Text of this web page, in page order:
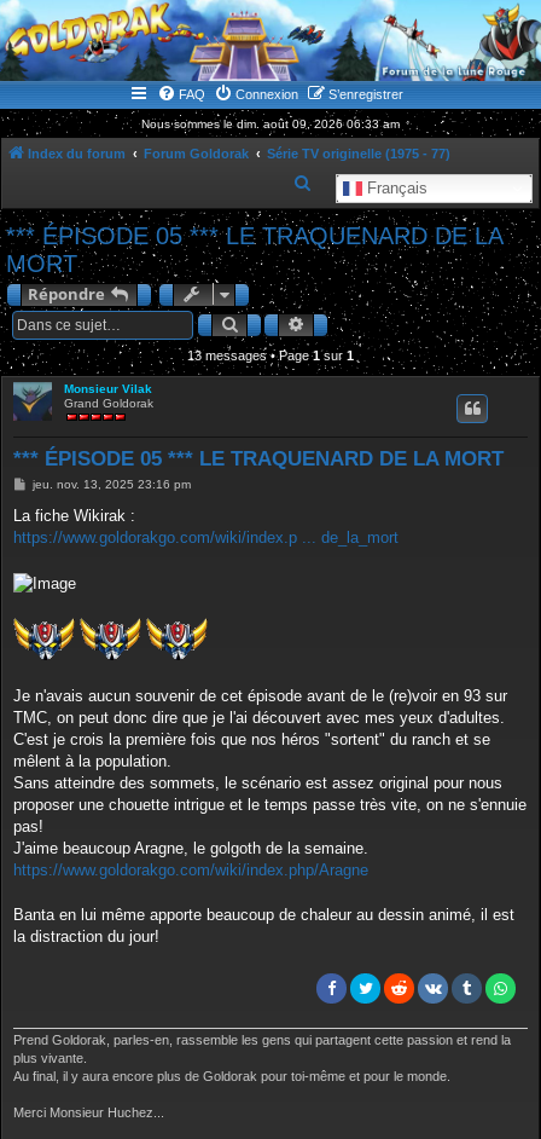
WWW.GOLDORAKGO.COM
le site de la Lune Rouge
FAQ Connexion S’enregistrer
Nous sommes le dim. août 09, 2026 06:33 am
Index du forum Forum Goldorak Série TV originelle (1975 - 77)
Français
e
c
r
c
*** ÉPISODE 05 *** LE TRAQUENARD DE LA
MORT
Répondre
RechercherRecherche avancée
13 messages • Page1sur 1
Monsieur Vilak
Grand Goldorak
*** ÉPISODE 05 *** LE TRAQUENARD DE LA MORT
M
s
a
e
jeu. nov. 13, 2025 23:16 pm
La fiche Wikirak :
https://www.goldorakgo.com/wiki/index.p ... de_la_mort
Je n'avais aucun souvenir de cet épisode avant de le (re)voir en 93 sur
TMC, on peut donc dire que je l'ai découvert avec mes yeux d'adultes.
C'est je crois la première fois que nos héros "sortent" du ranch et se
mêlent à la population.
Sans atteindre des sommets, le scénario est assez original pour nous
proposer une chouette intrigue et le temps passe très vite, on ne s'ennuie
pas!
J'aime beaucoup Aragne, le golgoth de la semaine.
https://www.goldorakgo.com/wiki/index.php/Aragne
Banta en lui même apporte beaucoup de chaleur au dessin animé, il est
la distraction du jour!
Prend Goldorak, parles-en, rassemble les gens qui partagent cette passion et rend la
plus vivante.
Au final, il y aura encore plus de Goldorak pour toi-même et pour le monde.
Merci Monsieur Huchez...